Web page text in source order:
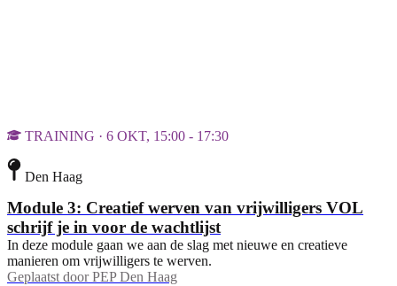
TRAINING · 6 OKT, 15:00 - 17:30
Den Haag
Module 3: Creatief werven van vrijwilligers VOL
schrijf je in voor de wachtlijst
In deze module gaan we aan de slag met nieuwe en creatieve
manieren om vrijwilligers te werven.
Geplaatst door PEP Den Haag